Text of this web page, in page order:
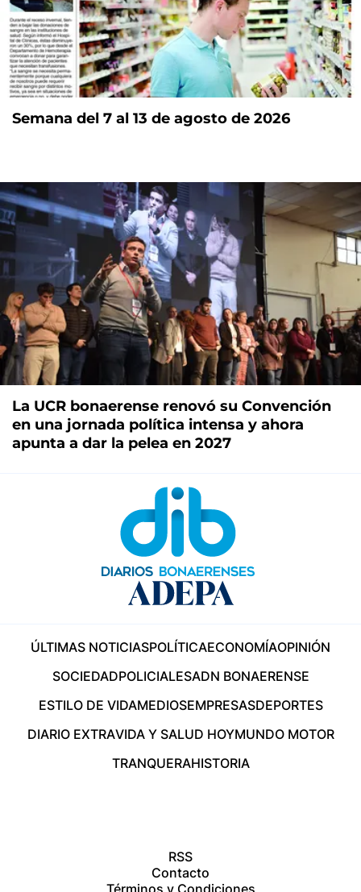
Semana del 7 al 13 de agosto de 2026
La UCR bonaerense renovó su Convención
en una jornada política intensa y ahora
apunta a dar la pelea en 2027
ÚLTIMAS NOTICIASPOLÍTICAECONOMÍAOPINIÓN
SOCIEDADPOLICIALESADN BONAERENSE
ESTILO DE VIDAMEDIOSEMPRESASDEPORTES
DIARIO EXTRAVIDA Y SALUD HOYMUNDO MOTOR
TRANQUERAHISTORIA
RSS
Contacto